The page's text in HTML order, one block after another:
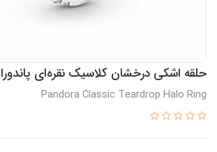
حلقه اشکی درخشان کلاسیک نقره‌ای پاندورا
Pandora Classic Teardrop Halo Ring